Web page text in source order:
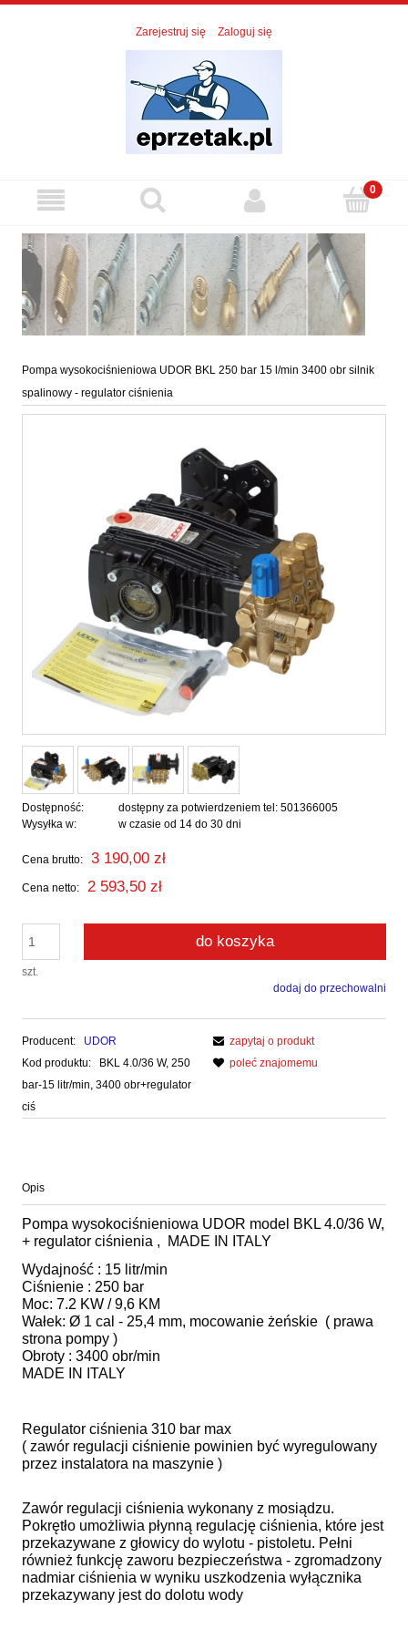
Zarejestruj się Zaloguj się
Pompa wysokociśnieniowa UDOR BKL 250 bar 15 l/min 3400 obr silnik
spalinowy - regulator ciśnienia
Dostępność:
dostępny za potwierdzeniem tel: 501366005
Wysyłka w:
w czasie od 14 do 30 dni
Cena brutto: 3 190,00 zł
Cena netto: 2 593,50 zł
szt.
do koszyka
dodaj do przechowalni
Producent:
UDOR
Kod produktu:
BKL 4.0/36 W, 250
bar-15 litr/min, 3400 obr+regulator
ciś
zapytaj o produkt
poleć znajomemu
Opis
Pompa wysokociśnieniowa UDOR model BKL 4.0/36 W,
+ regulator ciśnienia , MADE IN ITALY
Wydajność : 15 litr/min
Ciśnienie : 250 bar
Moc: 7.2 KW / 9,6 KM
Wałek: Ø 1 cal - 25,4 mm, mocowanie żeńskie ( prawa
strona pompy )
Obroty : 3400 obr/min
MADE IN ITALY
Regulator ciśnienia 310 bar max
( zawór regulacji ciśnienie powinien być wyregulowany
przez instalatora na maszynie )
Zawór regulacji ciśnienia wykonany z mosiądzu.
Pokrętło umożliwia płynną regulację ciśnienia, które jest
przekazywane z głowicy do wylotu - pistoletu. Pełni
również funkcję zaworu bezpieczeństwa - zgromadzony
nadmiar ciśnienia w wyniku uszkodzenia wyłącznika
przekazywany jest do dolotu wody